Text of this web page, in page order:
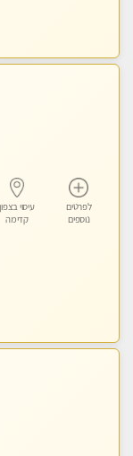
לפרטים
נוספים
עיסוי בצפון
קדימה